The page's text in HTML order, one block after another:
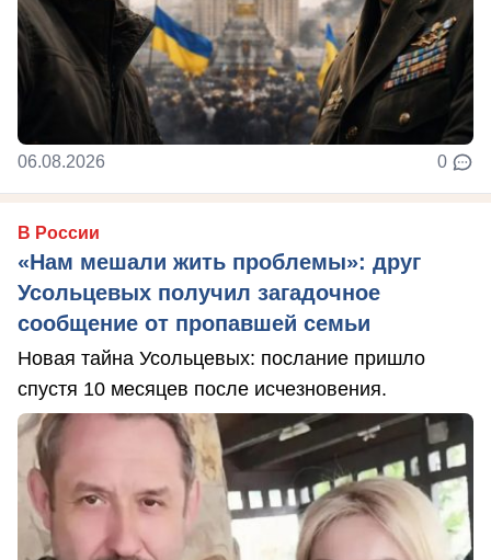
06.08.2026 0
В России
«Нам мешали жить проблемы»: друг
Усольцевых получил загадочное
сообщение от пропавшей семьи
Новая тайна Усольцевых: послание пришло
спустя 10 месяцев после исчезновения.